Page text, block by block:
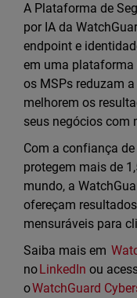
A Plataforma de
por IA da
endpoint e
em uma plataforma
os MSPs reduzam
melhorem os
seus negócios com
Com a confiança
protegem mais de
mundo, a
ofereçam
mensuráveis para
Saiba mais em
no LinkedIn ou
oWatchGuard